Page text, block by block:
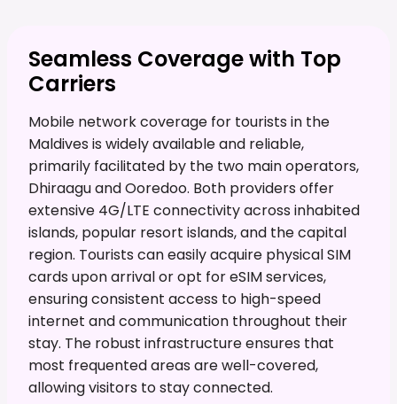
Seamless Coverage with Top
Carriers
Mobile network coverage for tourists in the
Maldives is widely available and reliable,
primarily facilitated by the two main operators,
Dhiraagu and Ooredoo. Both providers offer
extensive 4G/LTE connectivity across inhabited
islands, popular resort islands, and the capital
region. Tourists can easily acquire physical SIM
cards upon arrival or opt for eSIM services,
ensuring consistent access to high-speed
internet and communication throughout their
stay. The robust infrastructure ensures that
most frequented areas are well-covered,
allowing visitors to stay connected.